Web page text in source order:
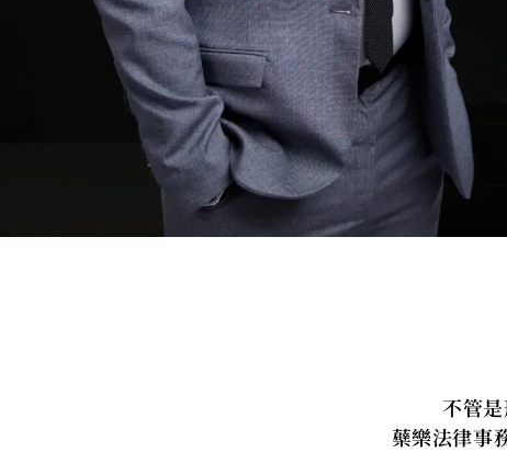
不管
蘗樂法律事